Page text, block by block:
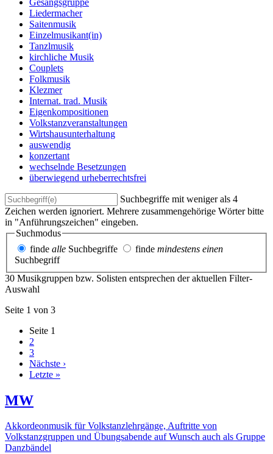
Gesangsgruppe
Liedermacher
Saitenmusik
Einzelmusikant(in)
Tanzlmusik
kirchliche Musik
Couplets
Folkmusik
Klezmer
Internat. trad. Musik
Eigenkompositionen
Volkstanzveranstaltungen
Wirtshausunterhaltung
auswendig
konzertant
wechselnde Besetzungen
überwiegend urheberrechtsfrei
Suchbegriffe mit weniger als 4
Zeichen werden ignoriert. Mehrere zusammengehörige Wörter bitte
in "Anführungszeichen" eingeben.
Suchmodus
finde alle Suchbegriffe finde mindestens einen
Suchbegriff
30 Musikgruppen bzw. Solisten entsprechen der aktuellen Filter-
Auswahl
Seite 1 von 3
Seite 1
2
3
Nächste ›
Letzte »
MW
Akkordeonmusik für Volkstanzlehrgänge, Auftritte von
Volkstanzgruppen und Übungsabende auf Wunsch auch als Gruppe
Danzbändel